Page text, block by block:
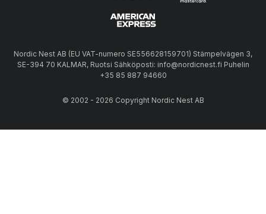
Nordic Nest AB (EU VAT-numero SE556628159701) Stämpelvägen 3,
SE-394 70 KALMAR, Ruotsi Sähköposti: info@nordicnest.fi Puhelin
+35 85 887 94660
© 2002 - 2026 Copyright Nordic Nest AB